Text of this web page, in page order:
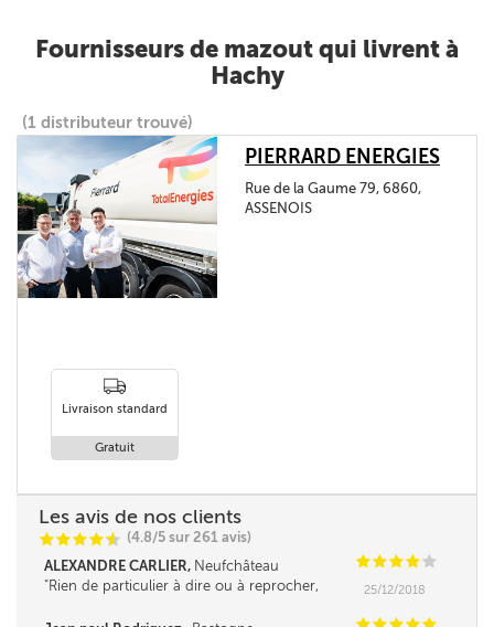
Fournisseurs de mazout qui livrent à
Hachy
(1 distributeur trouvé)
PIERRARD ENERGIES
Rue de la Gaume 79, 6860,
ASSENOIS
Livraison standard
Gratuit
Les avis de nos clients
CCCCi
@ (4.8/5 sur 261 avis)
ALEXANDRE CARLIER, Neufchâteau CCCC C
Rien de particulier à dire ou à reprocher,
prochain en espérant une baisse du mazout de
25/12/2018